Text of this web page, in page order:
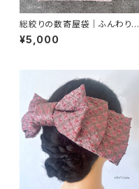
総絞りの数寄屋袋｜ふんわりピ
ンクグレー｜御朱印帳入れ・茶
道
¥5,000